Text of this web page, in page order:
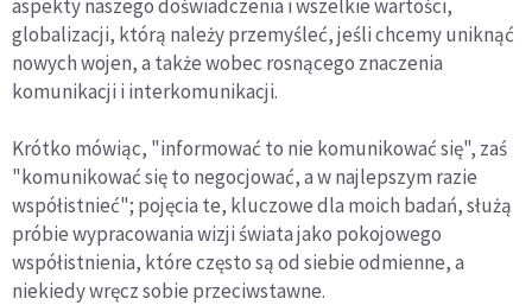
aspekty naszego doświadczenia i wszelkie wartości,
globalizacji, którą należy przemyśleć, jeśli chcemy uniknąć
nowych wojen, a także wobec rosnącego znaczenia
komunikacji i interkomunikacji.
Krótko mówiąc, "informować to nie komunikować się", zaś
"komunikować się to negocjować, a w najlepszym razie
współistnieć"; pojęcia te, kluczowe dla moich badań, służą
próbie wypracowania wizji świata jako pokojowego
współistnienia, które często są od siebie odmienne, a
niekiedy wręcz sobie przeciwstawne.